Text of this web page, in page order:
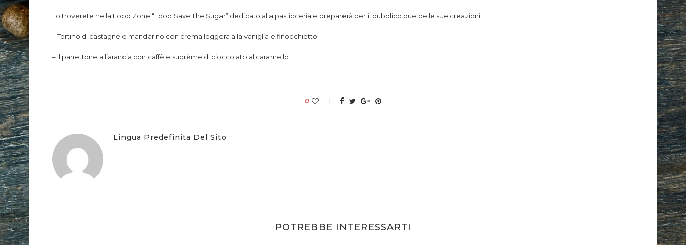
Lo troverete nella Food Zone “Food Save The Sugar” dedicato alla pasticceria e preparerà per il pubblico due delle sue creazioni:
– Tortino di castagne e mandarino con crema leggera alla vaniglia e finocchietto
– Il panettone all’arancia con caffè e suprème di cioccolato al caramello
0
Lingua Predefinita Del Sito
POTREBBE INTERESSARTI